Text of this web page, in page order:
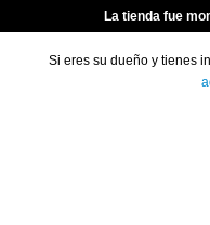
La tienda fue
Si eres su dueño y tienes